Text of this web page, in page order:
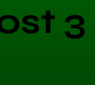
3